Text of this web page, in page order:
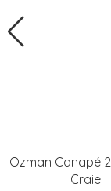
Ozman Canapé
Craie